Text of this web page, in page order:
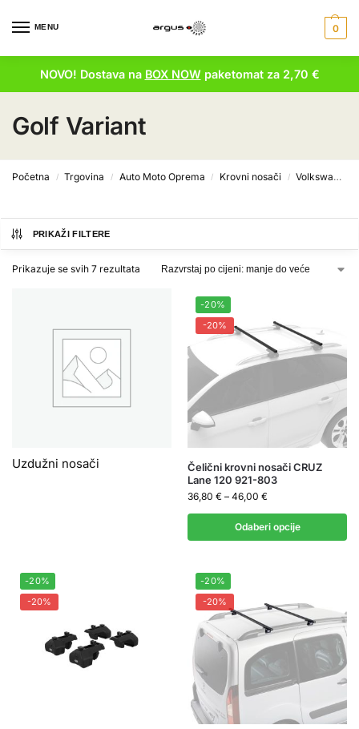
MENU 0
NOVO! Dostava na BOX NOWpaketomat za 2,70 €
Golf Variant
Početna / Trgovina / Auto Moto Oprema / Krovni nosači / Volkswagen krovni nosači
PRIKAŽI FILTERE
Prikazuje se svih 7 rezultata
Uzdužni nosači
-20%
-20%
Čelični krovni nosači CRUZ
Lane 120 921-803
36,80 € – 46,00 €
Odaberi opcije
-20%
-20%
-20%
-20%